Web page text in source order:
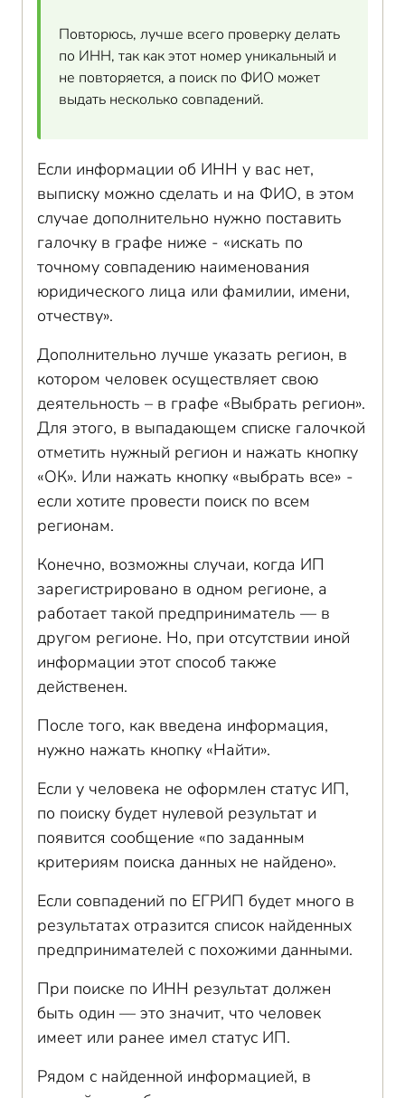
Повторюсь, лучше всего проверку делать
по ИНН, так как этот номер уникальный и
не повторяется, а поиск по ФИО может
выдать несколько совпадений.
Если информации об ИНН у вас нет,
выписку можно сделать и на ФИО, в этом
случае дополнительно нужно поставить
галочку в графе ниже - «искать по
точному совпадению наименования
юридического лица или фамилии, имени,
отчеству».
Дополнительно лучше указать регион, в
котором человек осуществляет свою
деятельность – в графе «Выбрать регион».
Для этого, в выпадающем списке галочкой
отметить нужный регион и нажать кнопку
«ОК». Или нажать кнопку «выбрать все» -
если хотите провести поиск по всем
регионам.
Конечно, возможны случаи, когда ИП
зарегистрировано в одном регионе, а
работает такой предприниматель — в
другом регионе. Но, при отсутствии иной
информации этот способ также
действенен.
После того, как введена информация,
нужно нажать кнопку «Найти».
Если у человека не оформлен статус ИП,
по поиску будет нулевой результат и
появится сообщение «по заданным
критериям поиска данных не найдено».
Если совпадений по ЕГРИП будет много в
результатах отразится список найденных
предпринимателей с похожими данными.
При поиске по ИНН результат должен
быть один — это значит, что человек
имеет или ранее имел статус ИП.
Рядом с найденной информацией, в